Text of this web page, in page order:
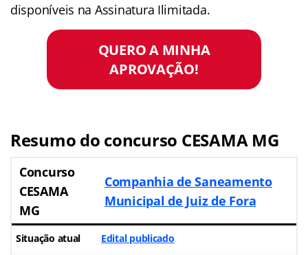
disponíveis na Assinatura Ilimitada.
QUERO A MINHA
APROVAÇÃO!
Resumo do concurso CESAMA MG
Concurso
CESAMA
MG
Companhia de Saneamento
Municipal de Juiz de Fora
Situação atual Edital publicado